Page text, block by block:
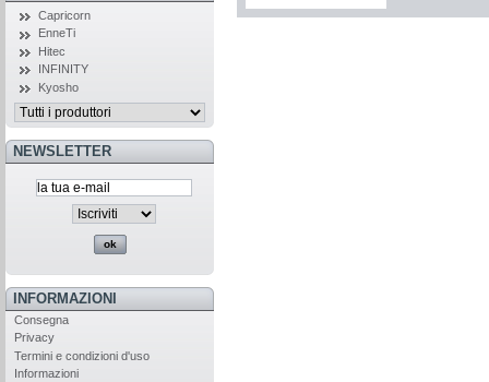
Capricorn
EnneTi
Hitec
INFINITY
Kyosho
NEWSLETTER
INFORMAZIONI
Consegna
Privacy
Termini e condizioni d'uso
Informazioni